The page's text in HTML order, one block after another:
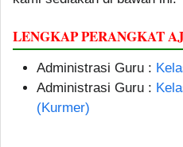
LENGKAP PERANGKAT
Administrasi Guru :
Administrasi Guru :
(Kurmer)